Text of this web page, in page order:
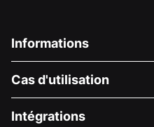
Informations
À propos de nous
Cas d'utilisation
Intégrations